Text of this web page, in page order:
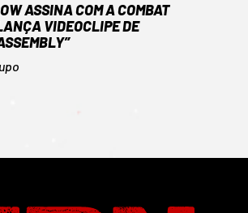
ASSINA COM A COMBAT
VIDEOCLIPE DE